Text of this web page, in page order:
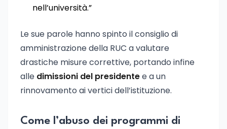
nell’università.”
Le sue parole hanno spinto il consiglio di
amministrazione della RUC a valutare
drastiche misure correttive, portando infine
alle dimissioni del presidentee a un
rinnovamento ai vertici dell’istituzione.
Come l’abuso dei programmi di